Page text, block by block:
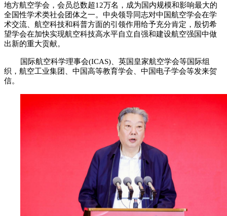
地方航空学会，会员总数超12万名，成为国内规模和影响最大的
全国性学术类社会团体之一。中央领导同志对中国航空学会在学
术交流、航空科技和科普方面的引领作用给予充分肯定，殷切希
望学会在加快实现航空科技高水平自立自强和建设航空强国中做
出新的重大贡献。
国际航空科学理事会(ICAS)、英国皇家航空学会等国际组
织，航空工业集团、中国高等教育学会、中国电子学会等发来贺
信。